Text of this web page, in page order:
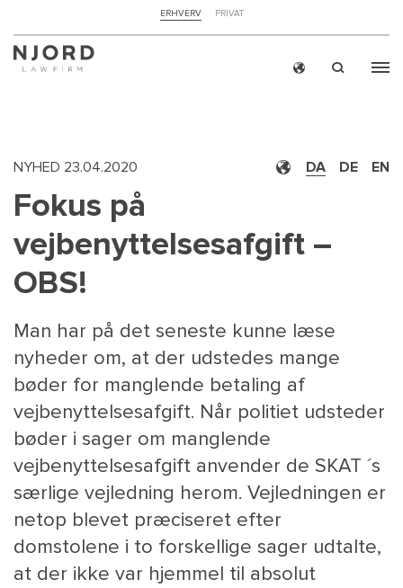
TOP
MENU
ERHVERV PRIVAT
DA DE EN
NYHED 23.04.2020
Fokus på
vejbenyttelsesafgift –
OBS!
Man har på det seneste kunne læse
nyheder om, at der udstedes mange
bøder for manglende betaling af
vejbenyttelsesafgift. Når politiet udsteder
bøder i sager om manglende
vejbenyttelsesafgift anvender de SKAT ´s
særlige vejledning herom. Vejledningen er
netop blevet præciseret efter
domstolene i to forskellige sager udtalte,
at der ikke var hjemmel til absolut